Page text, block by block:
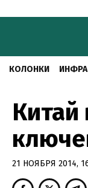
КОЛОНКИ
Китай
21 НОЯБРЯ 2014,